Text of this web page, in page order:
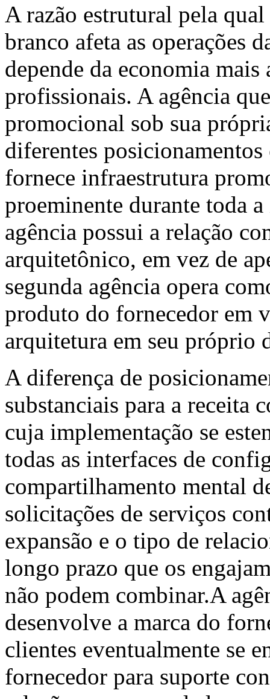
A razão estrutural pela
branco afeta as operações
depende da economia
profissionais. A agência
promocional sob sua
diferentes
fornece infraestrutura
proeminente durante toda
agência possui a relação
arquitetônico, em vez de
segunda agência opera
produto do fornecedor em
arquitetura em seu próprio
A diferença de
substanciais para a receita
cuja implementação se
todas as interfaces de
compartilhamento mental
solicitações de serviços
expansão e o tipo de
longo prazo que os
não podem combinar.A
desenvolve a marca do
clientes eventualmente se
fornecedor para suporte